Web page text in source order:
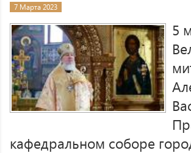
7 Марта 2023
5
кафедральном соборе